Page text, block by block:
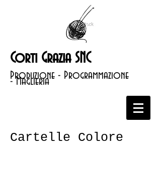
Corti Grazia SNC
Produzione - Programmazione
- Maglieria
Cartelle Colore